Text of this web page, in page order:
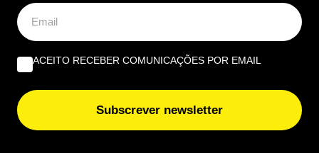
ACEITO RECEBER COMUNICAÇÕES POR EMAIL
Subscrever newsletter